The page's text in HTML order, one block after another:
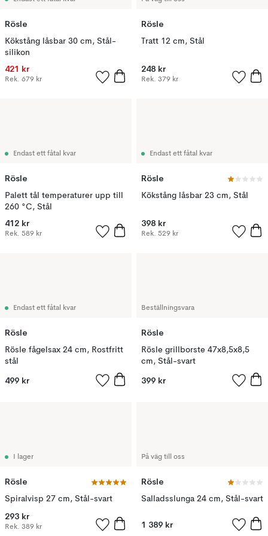
Rösle
Kökstång låsbar 30 cm, Stål-
silikon
421 kr
Rek. 679 kr
Rösle
Tratt 12 cm, Stål
248 kr
Rek. 379 kr
Endast ett fåtal kvar
Rösle
Palett tål temperaturer upp till
260 °C, Stål
412 kr
Rek. 589 kr
Endast ett fåtal kvar
Rösle
Kökstång låsbar 23 cm, Stål
398 kr
Rek. 529 kr
Endast ett fåtal kvar
Rösle
Rösle fågelsax 24 cm, Rostfritt
stål
499 kr
Beställningsvara
Rösle
Rösle grillborste 47x8,5x8,5
cm, Stål-svart
399 kr
I lager
Rösle
Spiralvisp 27 cm, Stål-svart
293 kr
Rek. 389 kr
På väg till oss
Rösle
Salladsslunga 24 cm, Stål-svart
1 389 kr